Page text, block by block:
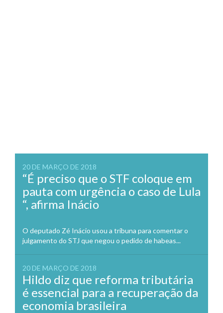
20 DE MARÇO DE 2018
“É preciso que o STF coloque em
pauta com urgência o caso de Lula
“, afirma Inácio
O deputado Zé Inácio usou a tribuna para comentar o
julgamento do STJ que negou o pedido de habeas...
20 DE MARÇO DE 2018
Hildo diz que reforma tributária
é essencial para a recuperação da
economia brasileira